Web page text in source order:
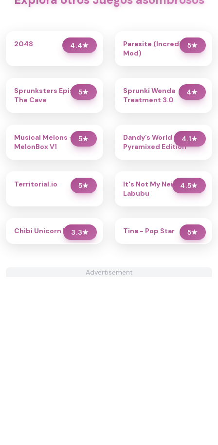
4.4★
2048 5★
Parasite (Incredibox
Mod)
5★
Sprunksters Episode 2:
The Cave
4★
Sprunki Wenda
Treatment 3.0
5★
Musical Melons –
MelonBox V1
4.1★
Dandy’s World
Pyramixed Edition
5★
Territorial.io 4.5★
It's Not My Neighbor:
Labubu
3.3★
Chibi Unicorn Dress Up 5★
Tina - Pop Star
Advertisement